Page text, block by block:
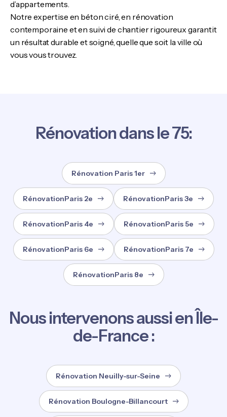
d’appartements.
Notre expertise en béton ciré, en rénovation
contemporaine et en suivi de chantier rigoureux garantit
un résultat durable et soigné, quelle que soit la ville où
vous vous trouvez.
Rénovation dans le 75:
Rénovation Paris 1er
RénovationParis 2e RénovationParis 3e
RénovationParis 4e RénovationParis 5e
RénovationParis 6e RénovationParis 7e
RénovationParis 8e
Nous intervenons aussi en Île-
de-France :
Rénovation Neuilly-sur-Seine
Rénovation Boulogne-Billancourt